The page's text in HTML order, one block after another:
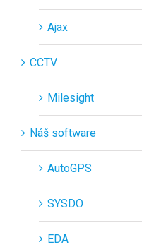
Ajax
CCTV
Milesight
Náš software
AutoGPS
SYSDO
EDA